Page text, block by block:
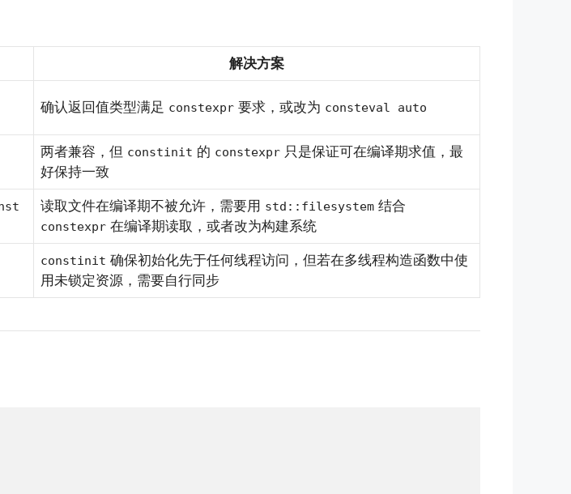
解决方案
确认返回值类型满足 constexpr 要求，或改为 consteval auto
两者兼容，但 constinit 的 constexpr 只是保证可在编译期求值，最
好保持一致
读取文件在编译期不被允许，需要用 std::filesystem 结合
constexpr 在编译期读取，或者改为构建系统
constinit 确保初始化先于任何线程访问，但若在多线程构造函数中使
用未锁定资源，需要自行同步